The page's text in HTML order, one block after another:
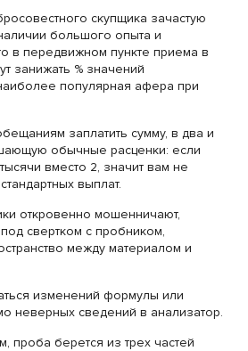
скупщика зачастую
большого опыта и
в передвижном пункте приема в
занижать % значений
популярная афера при
заплатить сумму, в два и
обычные расценки: если
вместо 2, значит вам не
выплат.
откровенно мошенничают,
свертком с пробником,
между материалом и
изменений формулы или
неверных сведений в анализатор.
проба берется из трех частей